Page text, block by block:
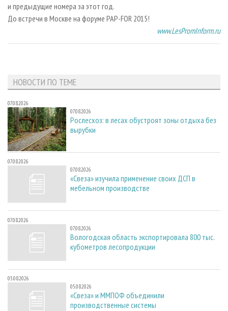
и предыдущие номера за этот год.
До встречи в Москве на форуме PAP-FOR 2015!
www.LesPromInform.ru
НОВОСТИ ПО ТЕМЕ
07.08.2026
07.08.2026
Рослесхоз: в лесах обустроят зоны отдыха без
вырубки
07.08.2026
07.08.2026
«Свеза» изучила применение своих ДСП в
мебельном производстве
07.08.2026
07.08.2026
Вологодская область экспортировала 800 тыс.
кубометров лесопродукции
05.08.2026
05.08.2026
«Свеза» и ММПОФ объединили
производственные системы